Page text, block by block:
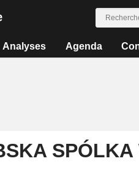
Analyses Agenda
SPÓLKA